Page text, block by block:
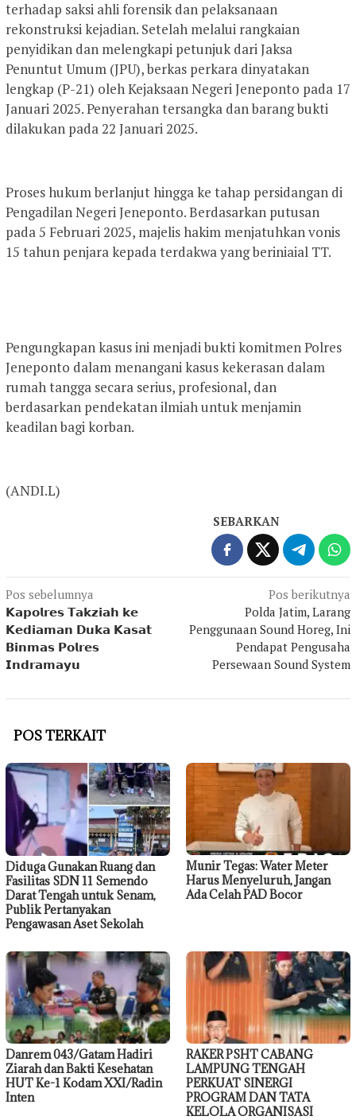
terhadap saksi ahli forensik dan pelaksanaan
rekonstruksi kejadian. Setelah melalui rangkaian
penyidikan dan melengkapi petunjuk dari Jaksa
Penuntut Umum (JPU), berkas perkara dinyatakan
lengkap (P-21) oleh Kejaksaan Negeri Jeneponto pada 17
Januari 2025. Penyerahan tersangka dan barang bukti
dilakukan pada 22 Januari 2025.
Proses hukum berlanjut hingga ke tahap persidangan di
Pengadilan Negeri Jeneponto. Berdasarkan putusan
pada 5 Februari 2025, majelis hakim menjatuhkan vonis
15 tahun penjara kepada terdakwa yang beriniaial TT.
Pengungkapan kasus ini menjadi bukti komitmen Polres
Jeneponto dalam menangani kasus kekerasan dalam
rumah tangga secara serius, profesional, dan
berdasarkan pendekatan ilmiah untuk menjamin
keadilan bagi korban.
(ANDI.L)
SEBARKAN
Navigasi
pos
Pos sebelumnya
𝗞𝗮𝗽𝗼𝗹𝗿𝗲𝘀 𝗧𝗮𝗸𝘇𝗶𝗮𝗵 𝗸𝗲
𝗞𝗲𝗱𝗶𝗮𝗺𝗮𝗻 𝗗𝘂𝗸𝗮 𝗞𝗮𝘀𝗮𝘁
𝗕𝗶𝗻𝗺𝗮𝘀 𝗣𝗼𝗹𝗿𝗲𝘀
𝗜𝗻𝗱𝗿𝗮𝗺𝗮𝘆𝘂
Pos berikutnya
Polda Jatim, Larang
Penggunaan Sound Horeg, Ini
Pendapat Pengusaha
Persewaan Sound System
POS TERKAIT
Diduga Gunakan Ruang dan
Fasilitas SDN 11 Semendo
Darat Tengah untuk Senam,
Publik Pertanyakan
Pengawasan Aset Sekolah
Munir Tegas: Water Meter
Harus Menyeluruh, Jangan
Ada Celah PAD Bocor
Danrem 043/Gatam Hadiri
Ziarah dan Bakti Kesehatan
HUT Ke-1 Kodam XXI/Radin
Inten
RAKER PSHT CABANG
LAMPUNG TENGAH
PERKUAT SINERGI
PROGRAM DAN TATA
KELOLA ORGANISASI